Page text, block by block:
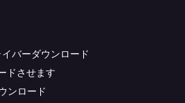
バーダウンロード
ドさせます
ンロード